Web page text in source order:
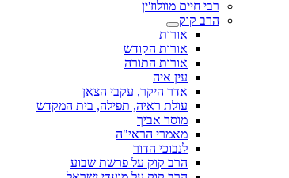
רבי חיים מוולוז'ין
הרב קוק
אורות
אורות הקודש
אורות התורה
עין איה
אדר היקר, עקבי הצאן
עולת ראיה, תפילה, בית המקדש
מוסר אביך
מאמרי הראי"ה
לנבוכי הדור
הרב קוק על פרשת שבוע